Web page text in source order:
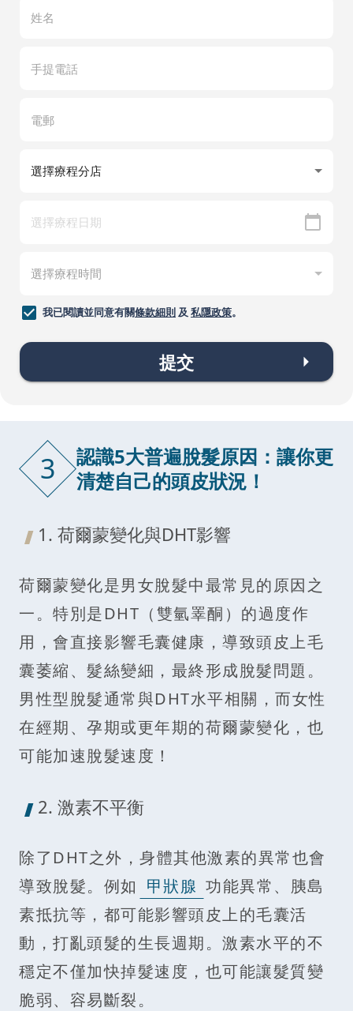
我已閱讀並同意有關條款細則 及 私隱政策。
提交
3
認識5大普遍脫髮原因：讓你更
清楚自己的頭皮狀況！
1. 荷爾蒙變化與DHT影響
荷爾蒙變化是男女脫髮中最常見的原因之
一。特別是DHT（雙氫睪酮）的過度作
用，會直接影響毛囊健康，導致頭皮上毛
囊萎縮、髮絲變細，最終形成脫髮問題。
男性型脫髮通常與DHT水平相關，而女性
在經期、孕期或更年期的荷爾蒙變化，也
可能加速脫髮速度！
2. 激素不平衡
除了DHT之外，身體其他激素的異常也會
導致脫髮。例如 甲狀腺 功能異常、胰島
素抵抗等，都可能影響頭皮上的毛囊活
動，打亂頭髮的生長週期。激素水平的不
穩定不僅加快掉髮速度，也可能讓髮質變
脆弱、容易斷裂。